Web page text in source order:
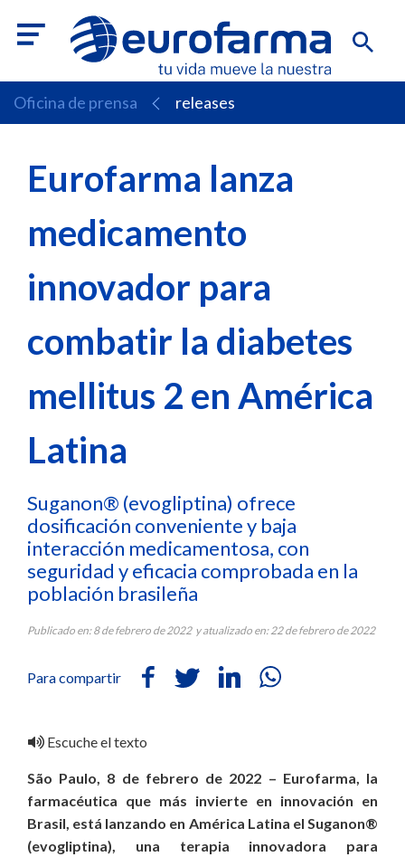
Oficina de prensa releases
Eurofarma lanza
medicamento
innovador para
combatir la diabetes
mellitus 2 en América
Latina
Suganon® (evogliptina) ofrece
dosificación conveniente y baja
interacción medicamentosa, con
seguridad y eficacia comprobada en la
población brasileña
Publicado en: 8 de febrero de 2022 y atualizado en: 22 de febrero de 2022
Para compartir
Escuche el texto
São Paulo, 8 de febrero de 2022 – Eurofarma, la
farmacéutica que más invierte en innovación en
Brasil, está lanzando en América Latina el Suganon®
(evogliptina), una terapia innovadora para